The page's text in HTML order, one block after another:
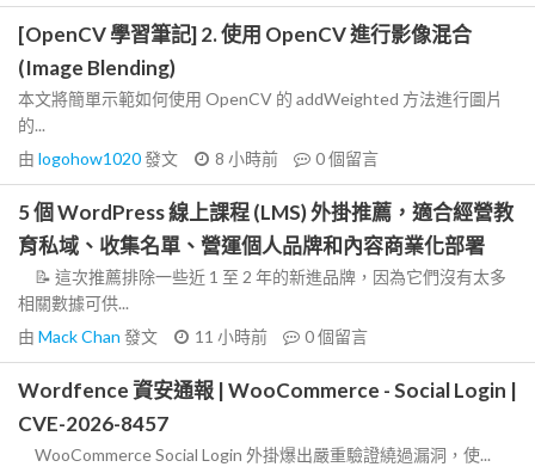
[OpenCV 學習筆記] 2. 使用 OpenCV 進行影像混合
(Image Blending)
本文將簡單示範如何使用 OpenCV 的 addWeighted 方法進行圖片
的...
由 logohow1020發文 8 小時前 0個留言
5 個 WordPress 線上課程 (LMS) 外掛推薦，適合經營教
育私域、收集名單、營運個人品牌和內容商業化部署
📝 這次推薦排除一些近 1 至 2 年的新進品牌，因為它們沒有太多
相關數據可供...
由 Mack Chan 發文 11 小時前 0個留言
Wordfence 資安通報 | WooCommerce - Social Login |
CVE-2026-8457
WooCommerce Social Login 外掛爆出嚴重驗證繞過漏洞，使...